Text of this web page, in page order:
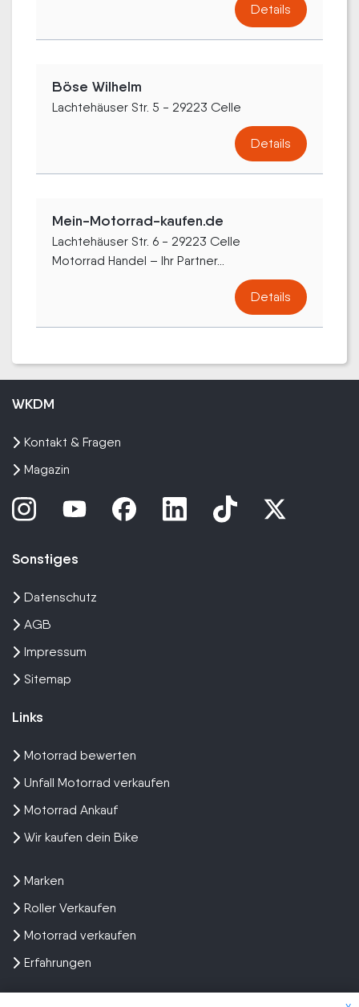
Details
Böse Wilhelm
Lachtehäuser Str. 5 - 29223 Celle
Details
Mein-Motorrad-kaufen.de
Lachtehäuser Str. 6 - 29223 Celle
Motorrad Handel – Ihr Partner...
Details
WKDM
Kontakt & Fragen
Magazin
Sonstiges
Datenschutz
AGB
Impressum
Sitemap
Links
Motorrad bewerten
Unfall Motorrad verkaufen
Motorrad Ankauf
Wir kaufen dein Bike
Marken
Roller Verkaufen
Motorrad verkaufen
Erfahrungen